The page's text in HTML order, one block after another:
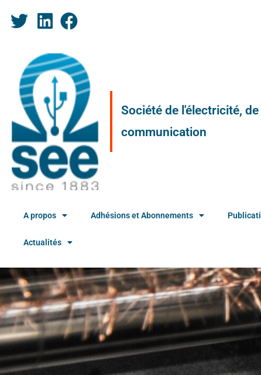
Société de l'électricité,
communication
A propos Adhésions et Abonnements
Actualités